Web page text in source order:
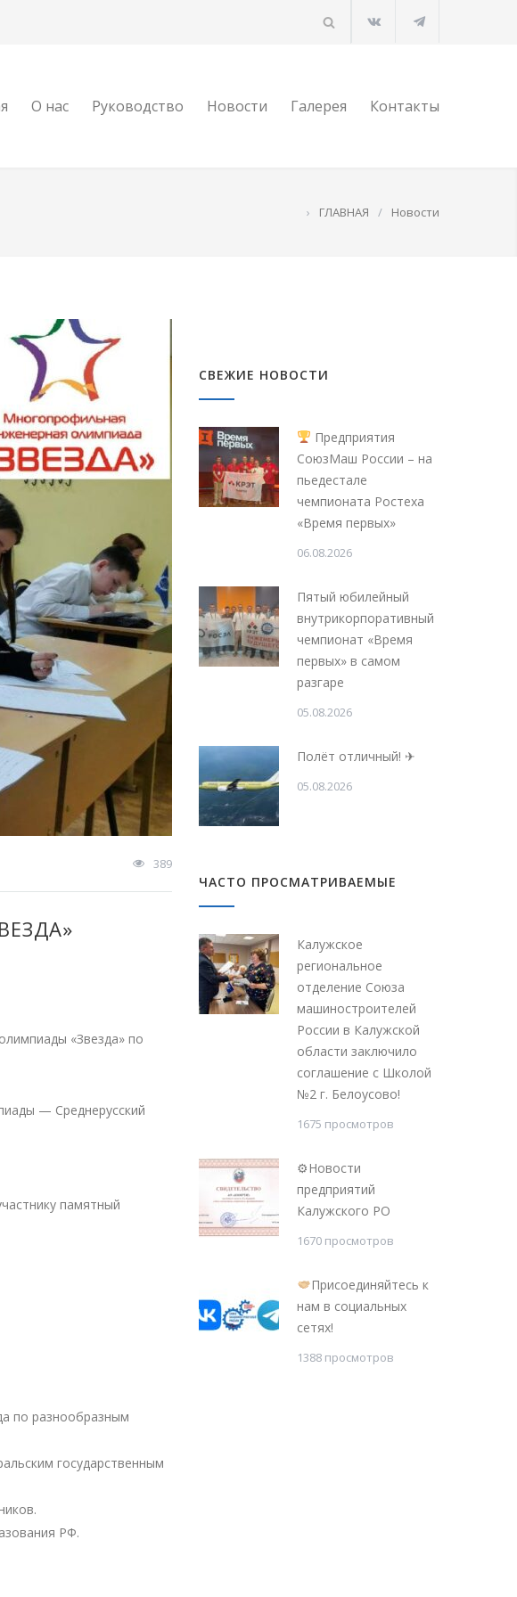
О нас Руководство Новости Галерея Контакты
› ГЛАВНАЯ / Новости
389
«Звезда» по
— Среднерусский
памятный
по разнообразным
государственным
РФ.
СВЕЖИЕ НОВОСТИ
Предприятия
СоюзМаш России – на
пьедестале
чемпионата Ростеха
«Время первых»
06.08.2026
Пятый юбилейный
внутрикорпоративный
чемпионат «Время
первых» в самом
разгаре
05.08.2026
Полёт отличный! ✈
05.08.2026
ЧАСТО ПРОСМАТРИВАЕМЫЕ
Калужское
региональное
отделение Союза
машиностроителей
России в Калужской
области заключило
соглашение с Школой
№2 г. Белоусово!
1675 просмотров
⚙Новости
предприятий
Калужского РО
1670 просмотров
Присоединяйтесь к
нам в социальных
сетях!
1388 просмотров